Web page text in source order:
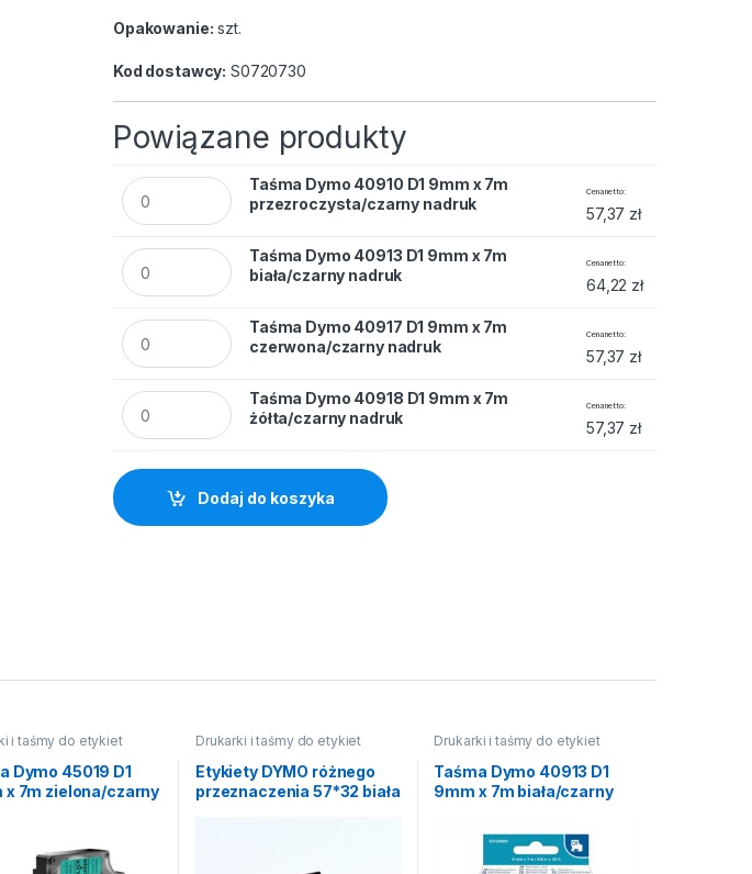
Opakowanie: szt.
Kod dostawcy: S0720730
Powiązane produkty
Taśma Dymo 40910 D1 9mm x 7m przezroczysta/czarny nadruk quantity
Taśma Dymo 40910 D1 9mm x 7m
przezroczysta/czarny nadruk
Cena netto
57,37 zł
Taśma Dymo 40913 D1 9mm x 7m biała/czarny nadruk quantity
Taśma Dymo 40913 D1 9mm x 7m
biała/czarny nadruk
Cena netto
64,22 zł
Taśma Dymo 40917 D1 9mm x 7m czerwona/czarny nadruk quantity
Taśma Dymo 40917 D1 9mm x 7m
czerwona/czarny nadruk
Cena netto
57,37 zł
Taśma Dymo 40918 D1 9mm x 7m żółta/czarny nadruk quantity
Taśma Dymo 40918 D1 9mm x 7m
żółta/czarny nadruk
Cena netto
57,37 zł
Dodaj do koszyka
i taśmy do etykiet
Dymo 45019 D1
x 7m zielona/czarny
Drukarki i taśmy do etykiet
Etykiety DYMO różnego
przeznaczenia 57*32 biała
Drukarki i taśmy do etykiet
Taśma Dymo 40913 D1
9mm x 7m biała/czarny